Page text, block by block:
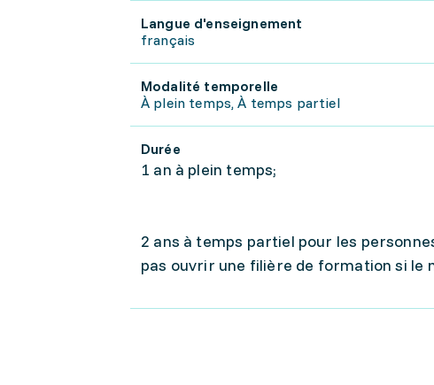
Langue d'enseignement
français
Modalité temporelle
À plein temps, À temps partiel
Durée
1 an à plein temps;
2 ans à temps partiel pour les
pas ouvrir une filière de formation si